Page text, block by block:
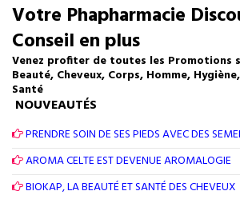
Votre Phapharmacie
Conseil en plus
Venez profiter de toutes les Promotions
Beauté, Cheveux, Corps, Homme,
Santé
NOUVEAUTÉS
PRENDRE SOIN DE SES PIEDS AVEC DES
AROMA CELTE EST DEVENUE AROMALOGIE
BIOKAP, LA BEAUTÉ ET SANTÉ DES CHEVEUX